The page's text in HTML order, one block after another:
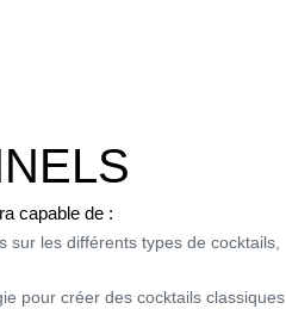
capable de :
les différents types de cocktails,
pour créer des cocktails classiques